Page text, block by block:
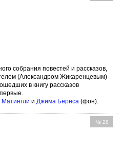
собрания повестей и рассказов,
(Александром Жикаренцевым)
в книгу рассказов
Матингли и Джима Бёрнса (фон).
№ 28